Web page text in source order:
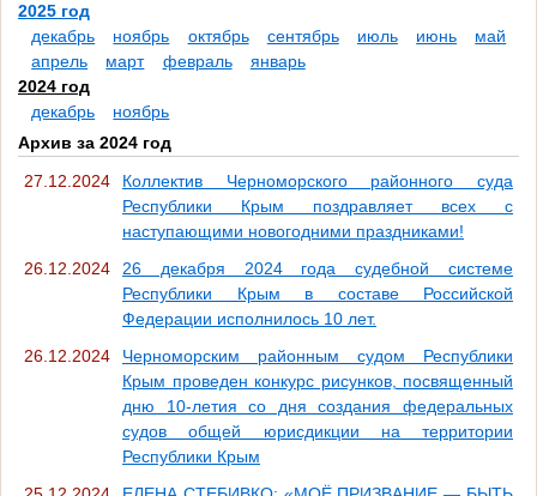
2025 год
декабрь
ноябрь октябрь сентябрь июль июнь
май
апрель
март февраль
январь
2024 год
декабрь
ноябрь
Архив за 2024 год
27.12.2024
Коллектив Черноморского районного суда
Республики Крым поздравляет всех с
наступающими новогодними праздниками!
26.12.2024
26 декабря 2024 года судебной системе
Республики Крым в составе Российской
Федерации исполнилось 10 лет.
26.12.2024
Черноморским районным судом Республики
Крым проведен конкурс рисунков, посвященный
дню 10-летия со дня создания федеральных
судов общей юрисдикции на территории
Республики Крым